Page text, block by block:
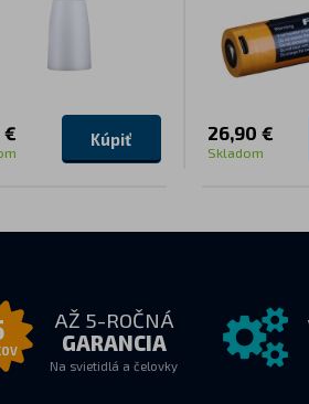
€ Kúpiť 26,90 €
Skladom
AŽ 5-ROČNÁ
GARANCIA
Na svietidlá a čelovky